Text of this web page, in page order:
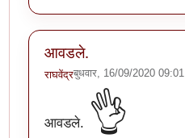
आवडले.
राघवेंद्रबुधवार, 16/09/2020 09:01
आवडले. 👌